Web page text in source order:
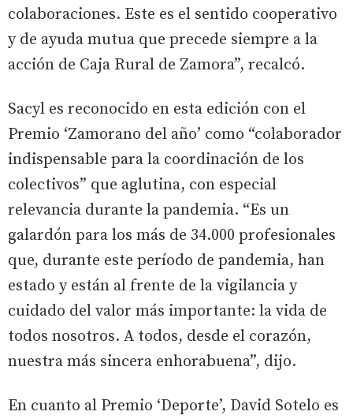
colaboraciones. Este es el sentido cooperativo
y de ayuda mutua que precede siempre a la
acción de Caja Rural de Zamora”, recalcó.
Sacyl es reconocido en esta edición con el
Premio ‘Zamorano del año’ como “colaborador
indispensable para la coordinación de los
colectivos” que aglutina, con especial
relevancia durante la pandemia. “Es un
galardón para los más de 34.000 profesionales
que, durante este período de pandemia, han
estado y están al frente de la vigilancia y
cuidado del valor más importante: la vida de
todos nosotros. A todos, desde el corazón,
nuestra más sincera enhorabuena”, dijo.
En cuanto al Premio ‘Deporte’, David Sotelo es